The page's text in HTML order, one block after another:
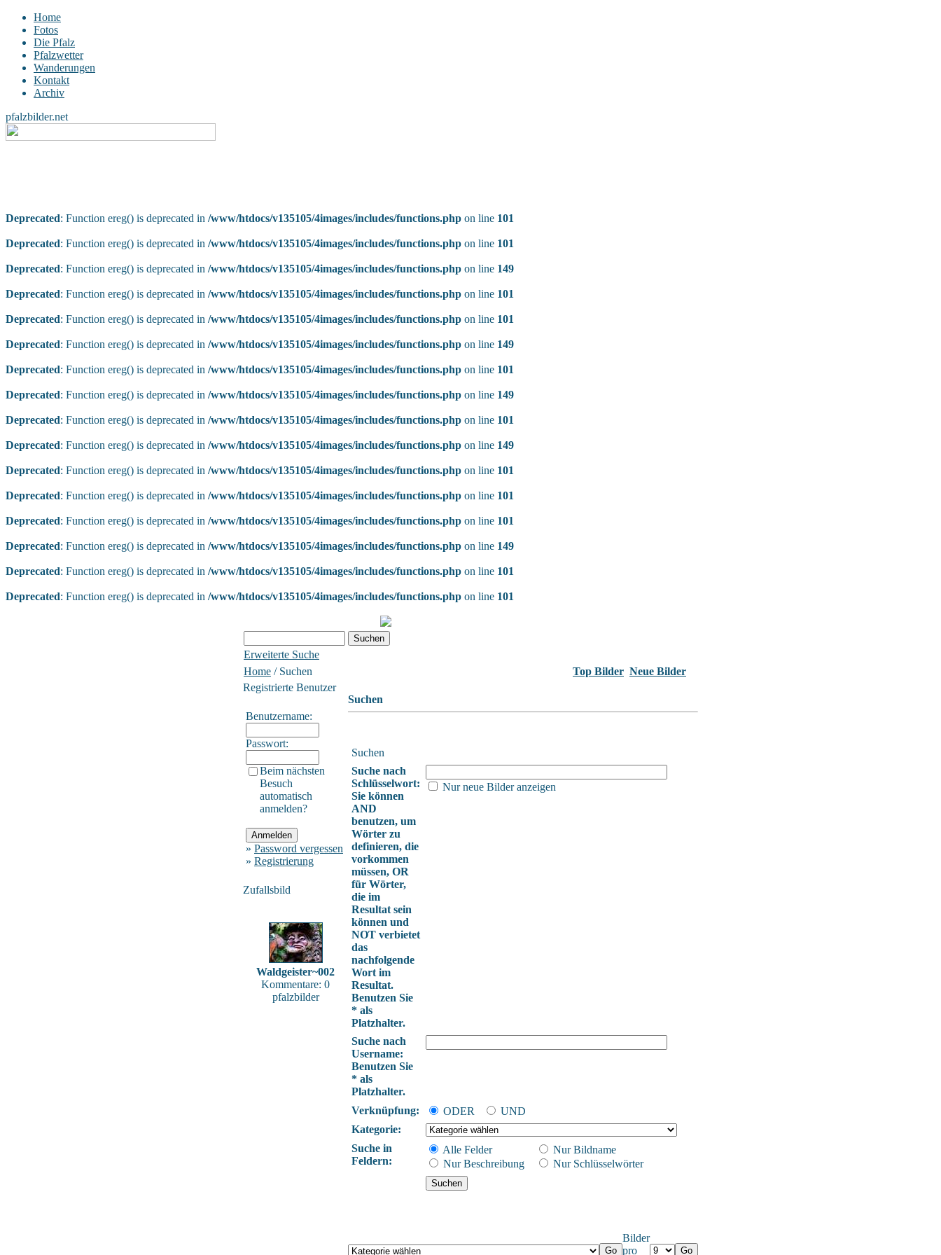
Home
Fotos
Die Pfalz
Pfalzwetter
Wanderungen
Kontakt
Archiv
pfalzbilder.net
Deprecated: Function ereg() is deprecated in /www/htdocs/v135105/4images/includes/functions.php on line 101
Deprecated: Function ereg() is deprecated in /www/htdocs/v135105/4images/includes/functions.php on line 101
Deprecated: Function ereg() is deprecated in /www/htdocs/v135105/4images/includes/functions.php on line 149
Deprecated: Function ereg() is deprecated in /www/htdocs/v135105/4images/includes/functions.php on line 101
Deprecated: Function ereg() is deprecated in /www/htdocs/v135105/4images/includes/functions.php on line 101
Deprecated: Function ereg() is deprecated in /www/htdocs/v135105/4images/includes/functions.php on line 149
Deprecated: Function ereg() is deprecated in /www/htdocs/v135105/4images/includes/functions.php on line 101
Deprecated: Function ereg() is deprecated in /www/htdocs/v135105/4images/includes/functions.php on line 149
Deprecated: Function ereg() is deprecated in /www/htdocs/v135105/4images/includes/functions.php on line 101
Deprecated: Function ereg() is deprecated in /www/htdocs/v135105/4images/includes/functions.php on line 149
Deprecated: Function ereg() is deprecated in /www/htdocs/v135105/4images/includes/functions.php on line 101
Deprecated: Function ereg() is deprecated in /www/htdocs/v135105/4images/includes/functions.php on line 101
Deprecated: Function ereg() is deprecated in /www/htdocs/v135105/4images/includes/functions.php on line 101
Deprecated: Function ereg() is deprecated in /www/htdocs/v135105/4images/includes/functions.php on line 149
Deprecated: Function ereg() is deprecated in /www/htdocs/v135105/4images/includes/functions.php on line 101
Deprecated: Function ereg() is deprecated in /www/htdocs/v135105/4images/includes/functions.php on line 101
Erweiterte Suche
Home / Suchen Top Bilder Neue Bilder
Registrierte Benutzer
Benutzername:
Passwort:
Beim nächsten
Besuch
automatisch
anmelden?
» Password vergessen
» Registrierung
Zufallsbild
Waldgeister~002
Kommentare: 0
pfalzbilder
Suchen
Suchen
Suche nach
Schlüsselwort:
Sie können
AND
benutzen, um
Wörter zu
definieren, die
vorkommen
müssen, OR
für Wörter,
die im
Resultat sein
können und
NOT verbietet
das
nachfolgende
Wort im
Resultat.
Benutzen Sie
* als
Platzhalter.
Nur neue Bilder anzeigen
Suche nach
Username:
Benutzen Sie
* als
Platzhalter.
Verknüpfung:
ODER
UND
Kategorie:
Suche in
Feldern:
Alle Felder
Nur Bildname
Nur Beschreibung
Nur Schlüsselwörter
Bilder
pro